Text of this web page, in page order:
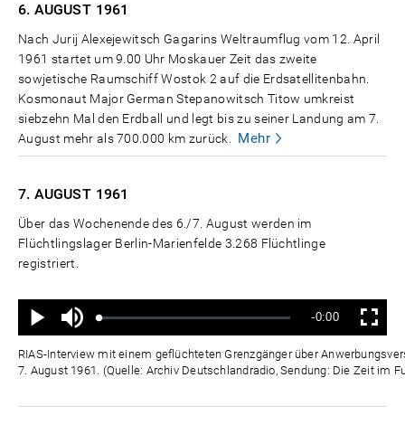
6. AUGUST 1961
Nach Jurij Alexejewitsch Gagarins Weltraumflug vom 12. April
1961 startet um 9.00 Uhr Moskauer Zeit das zweite
sowjetische Raumschiff Wostok 2 auf die Erdsatellitenbahn.
Kosmonaut Major German Stepanowitsch Titow umkreist
siebzehn Mal den Erdball und legt bis zu seiner Landung am 7.
August mehr als 700.000 km zurück.
Mehr
7. AUGUST 1961
Über das Wochenende des 6./7. August werden im
Flüchtlingslager Berlin-Marienfelde 3.268 Flüchtlinge
registriert.
Wiedergabe
Ton
aus
Geladen:
Status:
Verbleibende
Zeit
-0:00 Vollbild
RIAS-Interview mit einem geflüchteten Grenzgänger über
7. August 1961. (Quelle: Archiv Deutschlandradio, Sendung: Die Zeit im